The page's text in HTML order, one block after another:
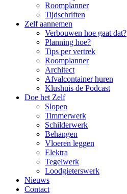
Roomplanner
Tijdschriften
Zelf aannemen
Verbouwen hoe gaat dat?
Planning hoe?
Tips per vertrek
Roomplanner
Architect
Afvalcontainer huren
Klushuis de Podcast
Doe het Zelf
Slopen
Timmerwerk
Schilderwerk
Behangen
Vloeren leggen
Elektra
Tegelwerk
Loodgieterswerk
Nieuws
Contact